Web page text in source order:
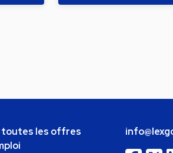
toutes les offres